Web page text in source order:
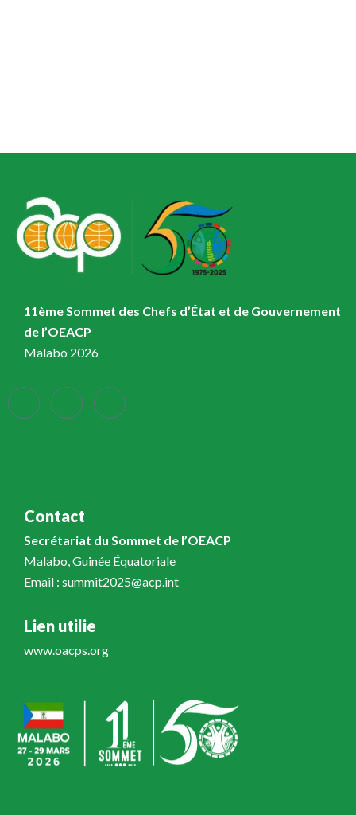
11ème Sommet des Chefs d’État et de Gouvernement
de l’OEACP
Malabo 2026
Contact
Secrétariat du Sommet de l’OEACP
Malabo, Guinée Équatoriale
Email : summit2025@acp.int
Lien utilie
www.oacps.org